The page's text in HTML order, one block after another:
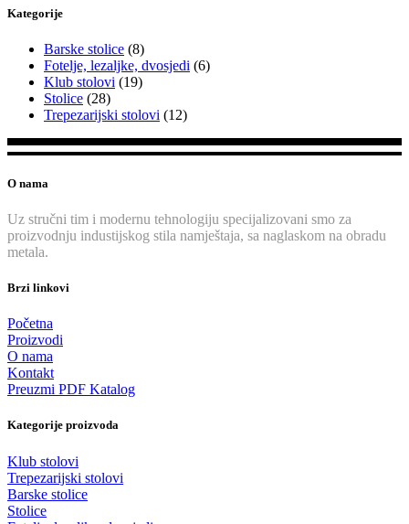
Kategorije
Barske stolice (8)
Fotelje, lezaljke, dvosjedi (6)
Klub stolovi (19)
Stolice (28)
Trepezarijski stolovi (12)
O nama
Uz stručni tim i modernu tehnologiju specijalizovani smo za
proizvodnju industijskog stila namještaja, sa naglaskom na obradu
metala.
Brzi linkovi
Početna
Proizvodi
O nama
Kontakt
Preuzmi PDF Katalog
Kategorije proizvoda
Klub stolovi
Trepezarijski stolovi
Barske stolice
Stolice